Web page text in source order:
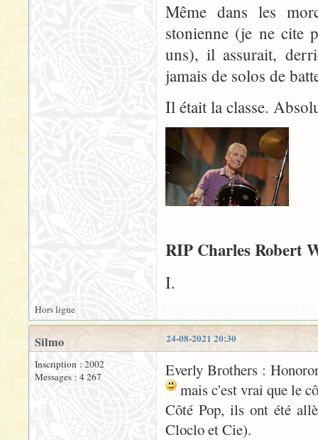
Même dans les
stonienne (je ne cite
uns), il assurait,
jamais de solos de
Il était la classe.
RIP Charles Robert
I.
Hors ligne
24-08-2021 20:30
Silmo
Inscription : 2002
Messages : 4 267
Everly Brothers :
mais c'est vrai que le
Côté Pop, ils ont été
Cloclo et Cie).